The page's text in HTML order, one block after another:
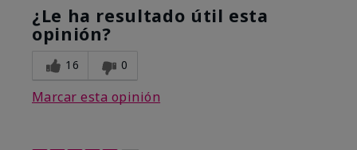
¿Le ha resultado útil esta
opinión?
16 0
Marcar esta opinión